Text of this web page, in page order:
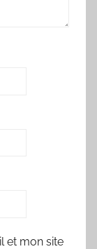
et mon site